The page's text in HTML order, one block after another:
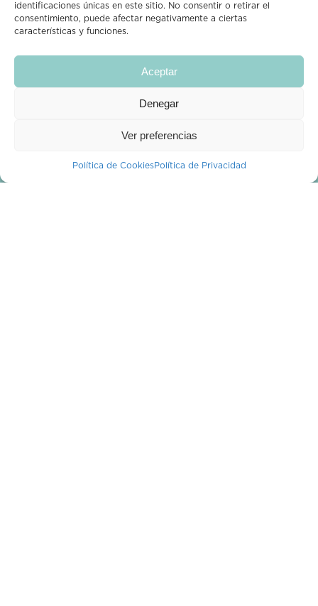
identificaciones únicas en este sitio. No consentir o retirar el
consentimiento, puede afectar negativamente a ciertas
características y funciones.
Aceptar
Denegar
Ver preferencias
Política de CookiesPolítica de Privacidad